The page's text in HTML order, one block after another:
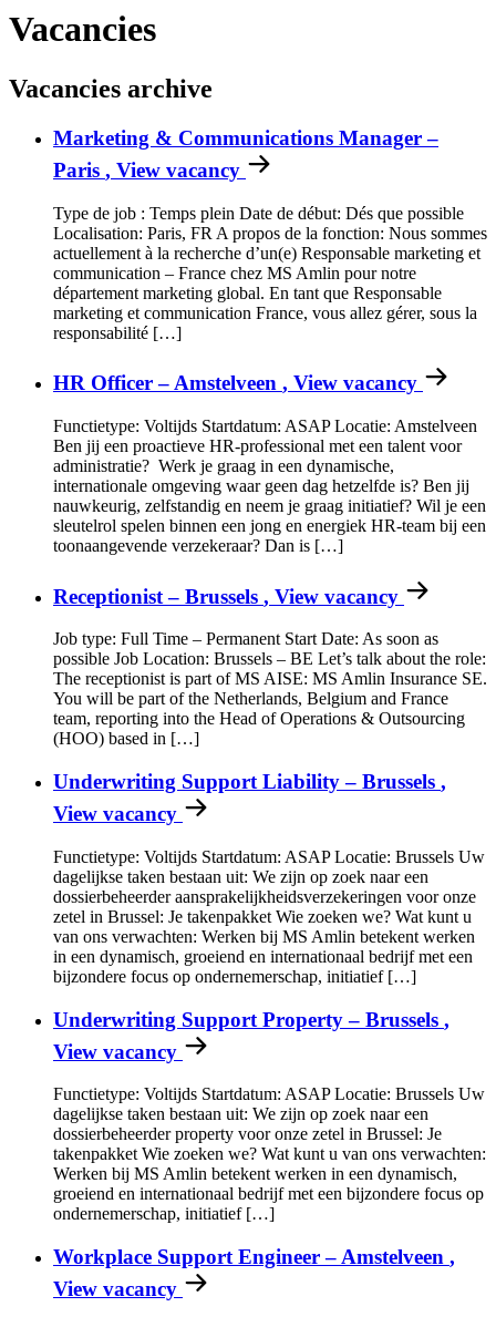
Vacancies
Vacancies archive
Marketing & Communications Manager –
Paris , View vacancy
Type de job : Temps plein Date de début: Dés que possible
Localisation: Paris, FR A propos de la fonction: Nous sommes
actuellement à la recherche d’un(e) Responsable marketing et
communication – France chez MS Amlin pour notre
département marketing global. En tant que Responsable
marketing et communication France, vous allez gérer, sous la
responsabilité […]
HR Officer – Amstelveen , View vacancy
Functietype: Voltijds Startdatum: ASAP Locatie: Amstelveen
Ben jij een proactieve HR-professional met een talent voor
administratie? Werk je graag in een dynamische,
internationale omgeving waar geen dag hetzelfde is? Ben jij
nauwkeurig, zelfstandig en neem je graag initiatief? Wil je een
sleutelrol spelen binnen een jong en energiek HR-team bij een
toonaangevende verzekeraar? Dan is […]
Receptionist – Brussels , View vacancy
Job type: Full Time – Permanent Start Date: As soon as
possible Job Location: Brussels – BE Let’s talk about the role:
The receptionist is part of MS AISE: MS Amlin Insurance SE.
You will be part of the Netherlands, Belgium and France
team, reporting into the Head of Operations & Outsourcing
(HOO) based in […]
Underwriting Support Liability – Brussels ,
View vacancy
Functietype: Voltijds Startdatum: ASAP Locatie: Brussels Uw
dagelijkse taken bestaan uit: We zijn op zoek naar een
dossierbeheerder aansprakelijkheidsverzekeringen voor onze
zetel in Brussel: Je takenpakket Wie zoeken we? Wat kunt u
van ons verwachten: Werken bij MS Amlin betekent werken
in een dynamisch, groeiend en internationaal bedrijf met een
bijzondere focus op ondernemerschap, initiatief […]
Underwriting Support Property – Brussels ,
View vacancy
Functietype: Voltijds Startdatum: ASAP Locatie: Brussels Uw
dagelijkse taken bestaan uit: We zijn op zoek naar een
dossierbeheerder property voor onze zetel in Brussel: Je
takenpakket Wie zoeken we? Wat kunt u van ons verwachten:
Werken bij MS Amlin betekent werken in een dynamisch,
groeiend en internationaal bedrijf met een bijzondere focus op
ondernemerschap, initiatief […]
Workplace Support Engineer – Amstelveen ,
View vacancy